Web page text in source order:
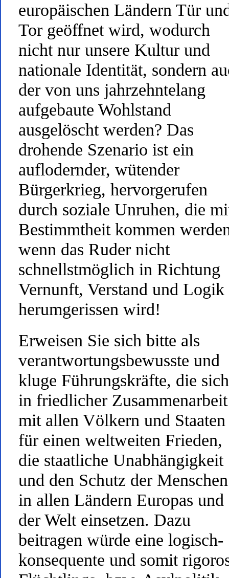
europäischen Ländern Tür
Tor geöffnet wird, wodurch
nicht nur unsere Kultur und
nationale Identität, sondern
der von uns jahrzehntelang
aufgebaute Wohlstand
ausgelöscht werden? Das
drohende Szenario ist ein
auflodernder, wütender
Bürgerkrieg, hervorgerufen
durch soziale Unruhen, die
Bestimmtheit kommen
wenn das Ruder nicht
schnellstmöglich in Richtung
Vernunft, Verstand und Logik
herumgerissen wird!
Erweisen Sie sich bitte als
verantwortungsbewusste und
kluge Führungskräfte, die sich
in friedlicher Zusammenarbeit
mit allen Völkern und Staaten
für einen weltweiten Frieden,
die staatliche Unabhängigkeit
und den Schutz der Menschen
in allen Ländern Europas und
der Welt einsetzen. Dazu
beitragen würde eine logisch-
konsequente und somit